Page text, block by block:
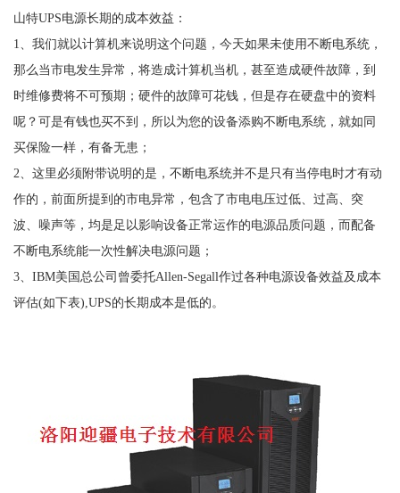
山特UPS电源长期的成本效益：
1、我们就以计算机来说明这个问题，今天如果未使用不断电系统，
那么当市电发生异常，将造成计算机当机，甚至造成硬件故障，到
时维修费将不可预期；硬件的故障可花钱，但是存在硬盘中的资料
呢？可是有钱也买不到，所以为您的设备添购不断电系统，就如同
买保险一样，有备无患；
2、这里必须附带说明的是，不断电系统并不是只有当停电时才有动
作的，前面所提到的市电异常，包含了市电电压过低、过高、突
波、噪声等，均是足以影响设备正常运作的电源品质问题，而配备
不断电系统能一次性解决电源问题；
3、IBM美国总公司曾委托Allen-Segall作过各种电源设备效益及成本
评估(如下表),UPS的长期成本是低的。